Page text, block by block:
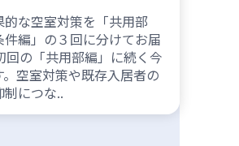
な空室対策を「共用部
編」の３回に分けてお届
の「共用部編」に続く今
空室対策や既存入居者の
につな..